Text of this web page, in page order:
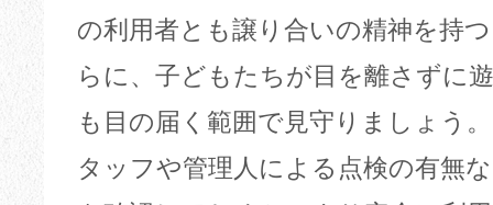
の利用者とも譲り合いの精神を持
らに、子どもたちが目を離さずに
も目の届く範囲で見守りましょう
タッフや管理人による点検の有無